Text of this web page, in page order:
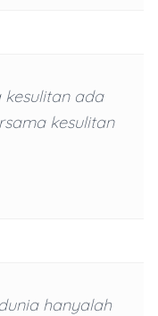
kesulitan ada
kesulitan
hanyalah